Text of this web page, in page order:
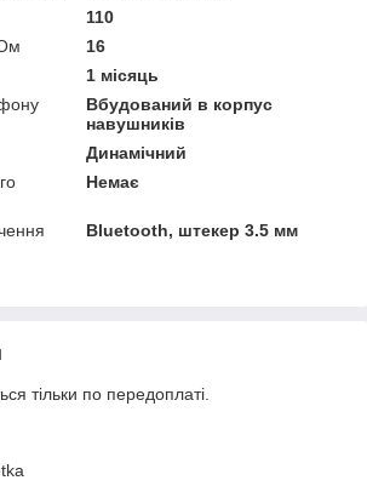
110
16
1 місяць
Вбудований в корпус
навушників
Динамічний
Немає
Bluetooth, штекер 3.5 мм
тільки по передоплаті.